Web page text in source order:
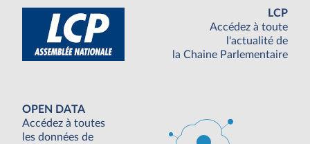
LCP
Accédez à toute
l'actualité de
la Chaine Parlementaire
OPEN DATA
Accédez à toutes
les données de